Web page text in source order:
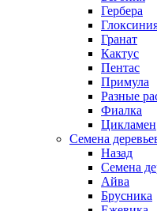
Гербера
Гранат
Кактус
Пентас
Примула
Разные
Фиалка
Цикламен
Семена
Назад
Семена
Айва
Брусника